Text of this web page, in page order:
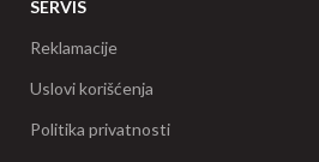
SERVIS
Reklamacije
Uslovi korišćenja
Politika privatnosti